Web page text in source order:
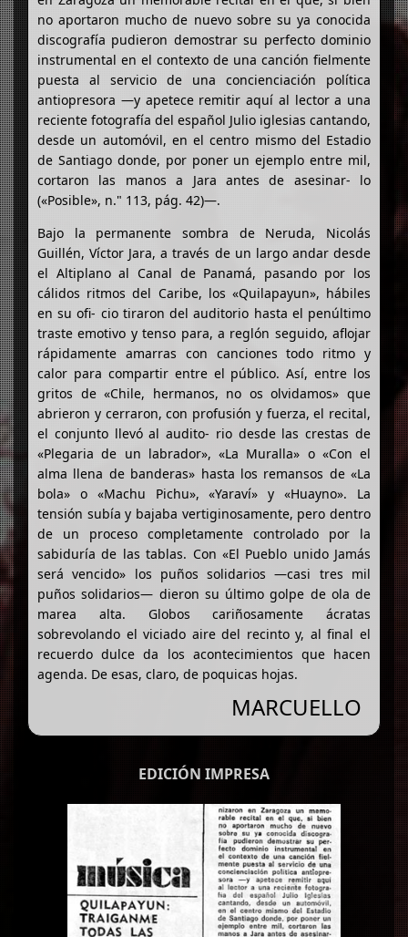
no aportaron mucho de nuevo sobre su ya conocida
discografía pudieron demostrar su perfecto dominio
instrumental en el contexto de una canción fielmente
puesta al servicio de una concienciación política
antiopresora —y apetece remitir aquí al lector a una
reciente fotografía del español Julio iglesias cantando,
desde un automóvil, en el centro mismo del Estadio
de Santiago donde, por poner un ejemplo entre mil,
cortaron las manos a Jara antes de asesinar- lo
(«Posible», n." 113, pág. 42)—.
Bajo la permanente sombra de Neruda, Nicolás
Guillén, Víctor Jara, a través de un largo andar desde
el Altiplano al Canal de Panamá, pasando por los
cálidos ritmos del Caribe, los «Quilapayun», hábiles
en su ofi- cio tiraron del auditorio hasta el penúltimo
traste emotivo y tenso para, a reglón seguido, aflojar
rápidamente amarras con canciones todo ritmo y
calor para compartir entre el público. Así, entre los
gritos de «Chile, hermanos, no os olvidamos» que
abrieron y cerraron, con profusión y fuerza, el recital,
el conjunto llevó al audito- rio desde las crestas de
«Plegaria de un labrador», «La Muralla» o «Con el
alma llena de banderas» hasta los remansos de «La
bola» o «Machu Pichu», «Yaraví» y «Huayno». La
tensión subía y bajaba vertiginosamente, pero dentro
de un proceso completamente controlado por la
sabiduría de las tablas. Con «El Pueblo unido Jamás
será vencido» los puños solidarios —casi tres mil
puños solidarios— dieron su último golpe de ola de
marea alta. Globos cariñosamente ácratas
sobrevolando el viciado aire del recinto y, al final el
recuerdo dulce da los acontecimientos que hacen
agenda. De esas, claro, de poquicas hojas.
MARCUELLO
EDICIÓN IMPRESA